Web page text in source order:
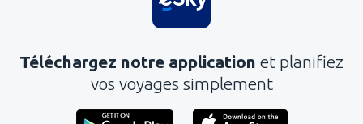
Téléchargez notre application et planifiez
vos voyages simplement